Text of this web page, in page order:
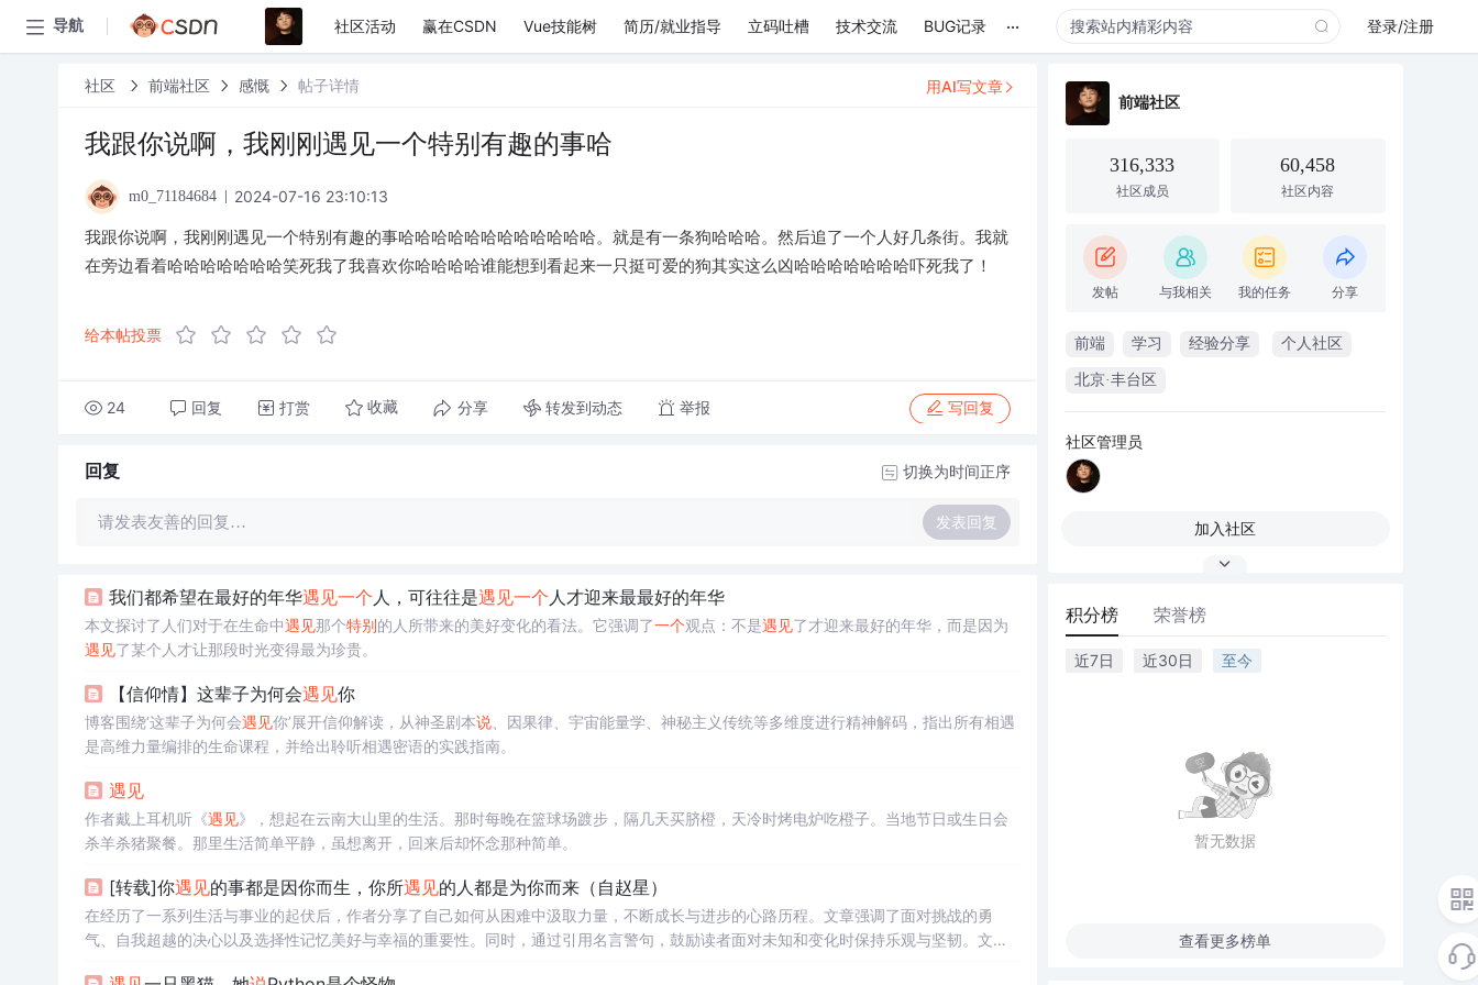
导航 社区活动 赢在CSDN Vue技能树 简历/就业指导 立码吐槽 技术交流 BUG记录 ... 登录/注册
社区 前端社区 感慨 帖子详情
我跟你说啊，我刚刚遇见一个特别有趣的事哈
m0_71184684 2024-07-16 23:10:13
我跟你说啊，我刚刚遇见一个特别有趣的事哈哈哈哈哈哈哈哈哈哈哈哈。就是有一条狗哈哈哈。然后追了一个人好几条街。我就
在旁边看着哈哈哈哈哈哈哈笑死我了我喜欢你哈哈哈哈谁能想到看起来一只挺可爱的狗其实这么凶哈哈哈哈哈哈哈吓死我了！
给本帖投票
24 回复 打赏 收藏 分享 转发到动态 举报 写回复
用AI写文章
回复 切换为时间正序
请发表友善的回复… 发表回复
我们都希望在最好的年华遇见一个人，可往往是遇见一个人才迎来最最好的年华
本文探讨了人们对于在生命中遇见那个特别的人所带来的美好变化的看法。它强调了一个观点：不是遇见了才迎来最好的年华，而是因为
遇见了某个人才让那段时光变得最为珍贵。
【信仰情】这辈子为何会遇见你
博客围绕‘这辈子为何会遇见你’展开信仰解读，从神圣剧本说、因果律、宇宙能量学、神秘主义传统等多维度进行精神解码，指出所有相遇
是高维力量编排的生命课程，并给出聆听相遇密语的实践指南。
遇见
作者戴上耳机听《遇见》，想起在云南大山里的生活。那时每晚在篮球场踱步，隔几天买脐橙，天冷时烤电炉吃橙子。当地节日或生日会
杀羊杀猪聚餐。那里生活简单平静，虽想离开，回来后却怀念那种简单。
[转载]你遇见的事都是因你而生，你所遇见的人都是为你而来（自赵星）
在经历了一系列生活与事业的起伏后，作者分享了自己如何从困难中汲取力量，不断成长与进步的心路历程。文章强调了面对挑战的勇
气、自我超越的决心以及选择性记忆美好与幸福的重要性。同时，通过引用名言警句，鼓励读者面对未知和变化时保持乐观与坚韧。文章
前端社区
316,333
社区成员
60,458
社区内容
发帖 与我相关 我的任务 分享
前端 学习 经验分享 个人社区
北京·丰台区
社区管理员
加入社区
积分榜 荣誉榜
近7日 近30日 至今
暂无数据
查看更多榜单